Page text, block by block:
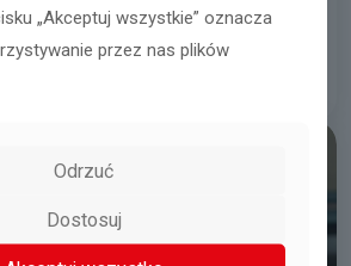
„Akceptuj wszystkie” oznacza
przez nas plików
Odrzuć
Dostosuj